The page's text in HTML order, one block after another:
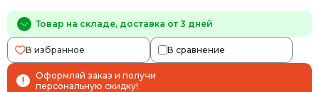
Товар на складе, доставка от 3 дней
В избранное В сравнение
Оформляй заказ и получи
персональную скидку!